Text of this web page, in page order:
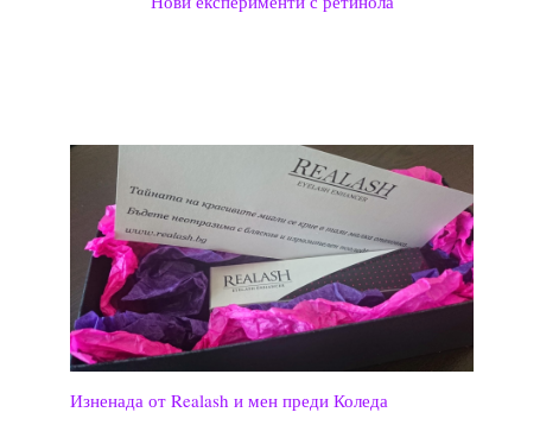
Изненада от Realash и мен преди Коледа